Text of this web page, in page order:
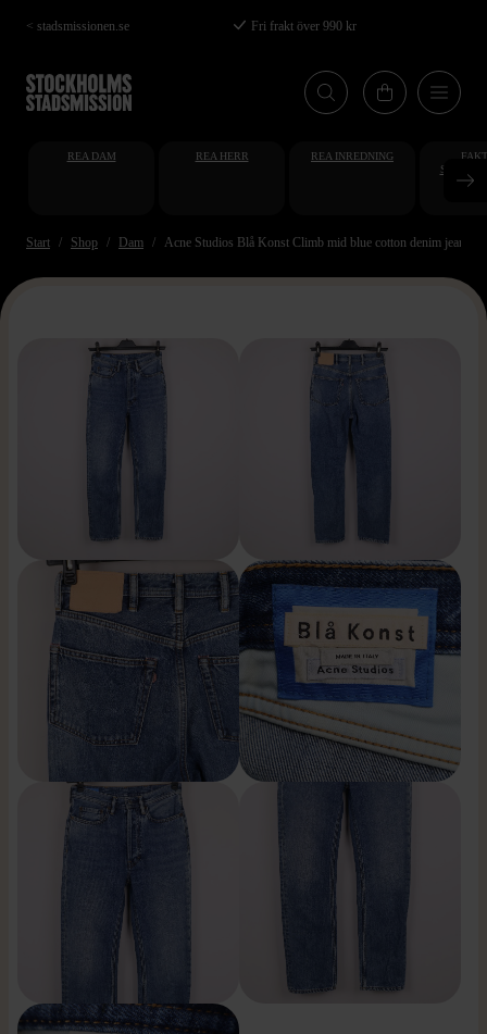
Hoppa
till
huvudinnehåll
< stadsmissionen.se Fri frakt över 990 kr
REA DAM REA HERR REA INREDNING
Start Shop Dam Acne Studios Blå Konst Climb mid blue cotton denim jeans